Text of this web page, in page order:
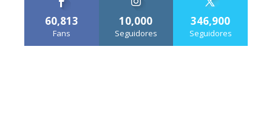
60,813
Fans
10,000
Seguidores
346,900
Seguidores